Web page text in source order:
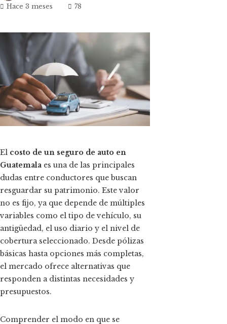
Hace 3 meses
78
El costo de un seguro de auto en
Guatemala es una de las principales
dudas entre conductores que buscan
resguardar su patrimonio. Este valor
no es fijo, ya que depende de múltiples
variables como el tipo de vehículo, su
antigüedad, el uso diario y el nivel de
cobertura seleccionado. Desde pólizas
básicas hasta opciones más completas,
el mercado ofrece alternativas que
responden a distintas necesidades y
presupuestos.
Comprender el modo en que se